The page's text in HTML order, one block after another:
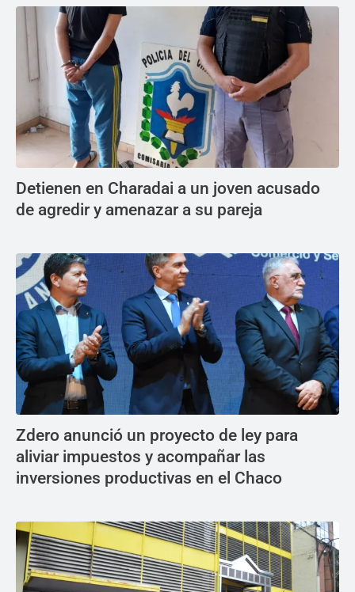
Detienen en Charadai a un joven acusado
de agredir y amenazar a su pareja
Zdero anunció un proyecto de ley para
aliviar impuestos y acompañar las
inversiones productivas en el Chaco